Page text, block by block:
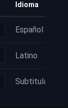
Idioma
Español
Latino
Subtitulada